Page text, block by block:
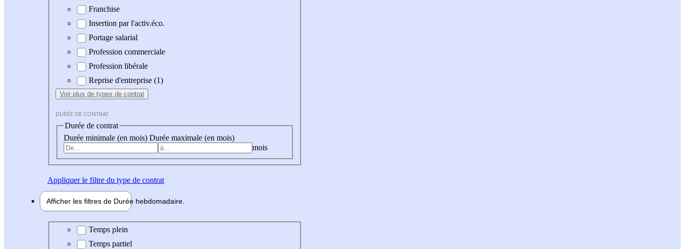
Franchise
Insertion par l'activ.éco.
Portage salarial
Profession commerciale
Profession libérale
Reprise d'entreprise (1)
Voir plus de types de contrat
DURÉE DE CONTRAT
Durée de contrat
Durée minimale (en mois) Durée maximale (en mois)
mois
Appliquerle filtre du type de contrat
Afficher les filtres de Durée hebdomadaire
Durée hebdomadaire
Temps plein
Temps partiel